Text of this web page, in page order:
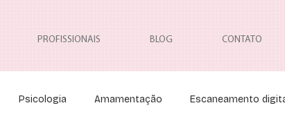
PROFISSIONAIS BLOG CONTATO
Psicologia Amamentação Escaneamento